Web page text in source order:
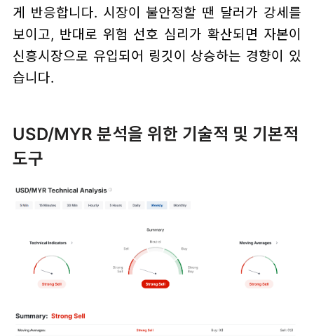
게 반응합니다. 시장이 불안정할 땐 달러가 강세를
보이고, 반대로 위험 선호 심리가 확산되면 자본이
신흥시장으로 유입되어 링깃이 상승하는 경향이 있
습니다.
USD/MYR 분석을 위한 기술적 및 기본적
도구